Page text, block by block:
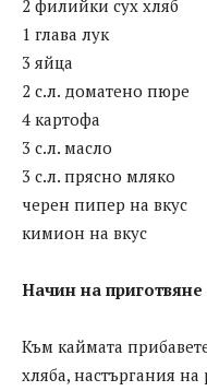
2 филийки сух хляб
1 глава лук
3 яйца
2 с.л. доматено пюре
4 картофа
3 с.л. масло
3 с.л. прясно мляко
черен пипер на вкус
кимион на вкус
Начин на приготвянe
Към каймата
хляба, настъргания